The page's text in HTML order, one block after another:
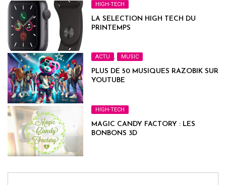
HIGH-TECH
LA SELECTION HIGH TECH DU
PRINTEMPS
ACTU , MUSIC
PLUS DE 50 MUSIQUES RAZOBIK SUR
YOUTUBE
HIGH-TECH
MAGIC CANDY FACTORY : LES
BONBONS 3D